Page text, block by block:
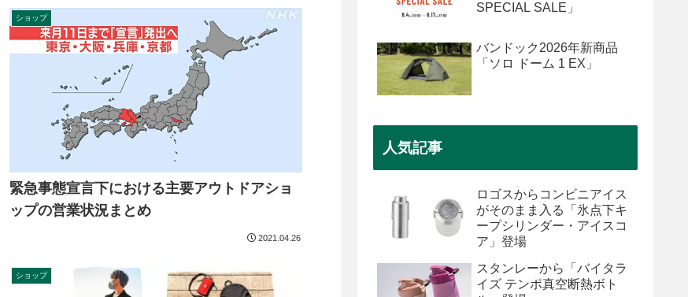
ショップ
緊急事態宣言下における主要アウトドアショ
ップの営業状況まとめ
2021.04.26
ショップ
SPECIAL SALE」
バンドック2026年新商品
「ソロ ドーム 1 EX」
人気記事
ロゴスからコンビニアイス
がそのまま入る「氷点下キ
ープシリンダー・アイスコ
ア」登場
スタンレーから「バイタラ
イズ テンポ真空断熱ボト